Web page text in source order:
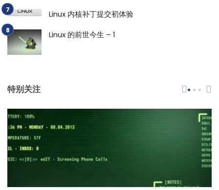
Linux 内核补丁提交初体验
Linux 的前世今生 – 1
特别关注